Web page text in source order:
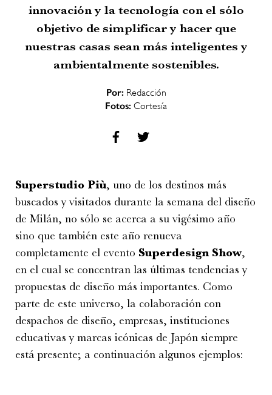
innovación y la tecnología con el sólo
objetivo de simplificar y hacer que
nuestras casas sean más inteligentes y
ambientalmente sostenibles.
Por: Redacción
Fotos: Cortesía
Superstudio Più, uno de los destinos más
buscados y visitados durante la semana del diseño
de Milán, no sólo se acerca a su vigésimo año
sino que también este año renueva
completamente el evento Superdesign Show,
en el cual se concentran las últimas tendencias y
propuestas de diseño más importantes. Como
parte de este universo, la colaboración con
despachos de diseño, empresas, instituciones
educativas y marcas icónicas de Japón siempre
está presente; a continuación algunos ejemplos: